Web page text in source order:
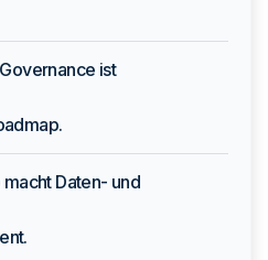
ist
Daten- und